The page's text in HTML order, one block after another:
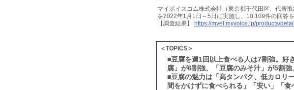
マイボイスコム株式会社（東京都千代田区、代表
を2022年1月1日～5日に実施し、10,109件の回答
【調査結果】
https://myel.myvoice.jp/products/
＜TOPICS＞
■豆腐を週1回以上食べる人は7割強。好
腐」が6割強、「豆腐のみそ汁」が5割
■豆腐の魅力は「高タンパク、低カロリ
間をかけずに食べられる」「安い」「